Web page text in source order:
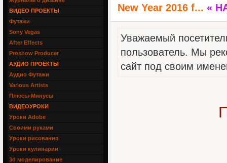
New Year 2016 f... «
Уважаемый
пользователь. Мы
сайт под своим
ВИДЕО ПРОЕКТЫ
Футажи
Sony Vegas
After Effects
Proshow Producer
АУДИО ПРОЕКТЫ
Аудио Футажи
Various Artists
Плюсы-Минусы
ВИДЕОУРОКИ
Уроки Adobe
Своими руками
Уроки рисования
Уроки кулинарии
3d моделирование